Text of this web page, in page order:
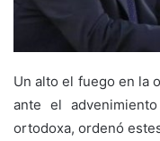
Un alto el fuego en la
ante el
ortodoxa, ordenó